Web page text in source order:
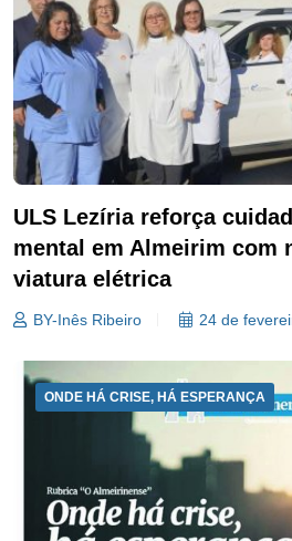
ULS Lezíria reforça
mental em Almeirim com
viatura elétrica
BY-Inês Ribeiro 24 de
ONDE HÁ CRISE, HÁ ESPERANÇA